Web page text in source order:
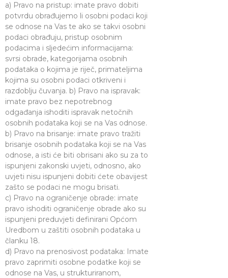
a) Pravo na pristup: imate pravo dobiti
potvrdu obrađujemo li osobni podaci koji
se odnose na Vas te ako se takvi osobni
podaci obrađuju, pristup osobnim
podacima i sljedećim informacijama:
svrsi obrade, kategorijama osobnih
podataka o kojima je riječ, primateljima
kojima su osobni podaci otkriveni i
razdoblju čuvanja. b) Pravo na ispravak:
imate pravo bez nepotrebnog
odgađanja ishoditi ispravak netočnih
osobnih podataka koji se na Vas odnose.
b) Pravo na brisanje: imate pravo tražiti
brisanje osobnih podataka koji se na Vas
odnose, a isti će biti obrisani ako su za to
ispunjeni zakonski uvjeti, odnosno, ako
uvjeti nisu ispunjeni dobiti ćete obavijest
zašto se podaci ne mogu brisati.
c) Pravo na ograničenje obrade: imate
pravo ishoditi ograničenje obrade ako su
ispunjeni preduvjeti definirani Općom
Uredbom u zaštiti osobnih podataka u
članku 18.
d) Pravo na prenosivost podataka: Imate
pravo zaprimiti osobne podatke koji se
odnose na Vas, u strukturiranom,